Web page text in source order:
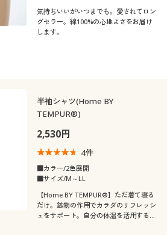
気持ちいいがいつまでも。愛されてロン
グセラー。綿100%の心地よさをお届け
します。
半袖シャツ(Home BY
TEMPUR®)
2,530円
4件
■カラー/2色展開
■サイズ/M～LL
【Home BY TEMPUR®】ただ着て寝る
だけ。鉱物の作用でカラダのリフレッシ
ュをサポート。自分の体温を活用するの